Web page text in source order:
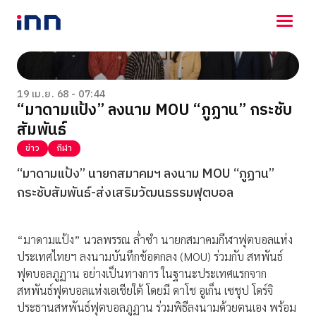
NEWS
ENTERTAINMENT
LIFESTYLE
HOROSCOPE
LOTTERY
VIDEO
ร่วมด้วยช่วยกัน
19 เม.ย. 68 - 07:44
“มาดามแป้ง” ลงนาม MOU “ภูฏาน” กระชับ
สัมพันธ์
ข่าว กีฬา
“มาดามแป้ง” นายกสมาคมฯ ลงนาม MOU “ภูฏาน”
กระชับสัมพันธ์-ส่งเสริมวัฒนธรรมฟุตบอล
“มาดามแป้ง” นวลพรรณ ล่ำซำ นายกสมาคมกีฬาฟุตบอลแห่ง
ประเทศไทยฯ ลงนามบันทึกข้อตกลง (MOU) ร่วมกับ สหพันธ์
ฟุตบอลภูฏาน อย่างเป็นทางการ ในฐานะประเทศแรกจาก
สหพันธ์ฟุตบอลแห่งเอเชียใต้ โดยมี ดาโช อูเก็น เซชุป โดร์จิ
ประธานสหพันธ์ฟุตบอลภูฏาน ร่วมพิธีลงนามด้วยตนเอง พร้อม